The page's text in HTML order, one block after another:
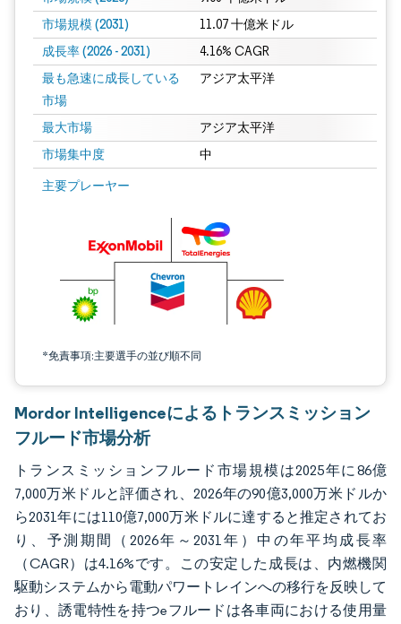
市場規模 (2031) 11.07 十億米ドル
成長率 (2026 - 2031) 4.16% CAGR
最も急速に成長している
市場
アジア太平洋
最大市場 アジア太平洋
市場集中度 中
主要プレーヤー
*免責事項:主要選手の並び順不同
画像 © Mordor Intelligence。再利用にはCC BY 4.0の表示が必要です。
Mordor Intelligenceによるトランスミッション
フルード市場分析
トランスミッションフルード市場規模は2025年に86億
7,000万米ドルと評価され、2026年の90億3,000万米ドルか
ら2031年には110億7,000万米ドルに達すると推定されてお
り、予測期間（2026年～2031年）中の年平均成長率
（CAGR）は4.16%です。この安定した成長は、内燃機関
駆動システムから電動パワートレインへの移行を反映して
おり、誘電特性を持つeフルードは各車両における使用量